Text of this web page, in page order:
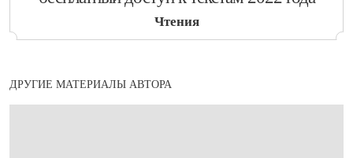
Чтения
ДРУГИЕ МАТЕРИАЛЫ АВТОРА